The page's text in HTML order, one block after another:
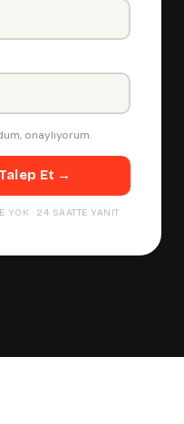
onaylıyorum.
Et →
YOK · 24 SAATTE YANIT